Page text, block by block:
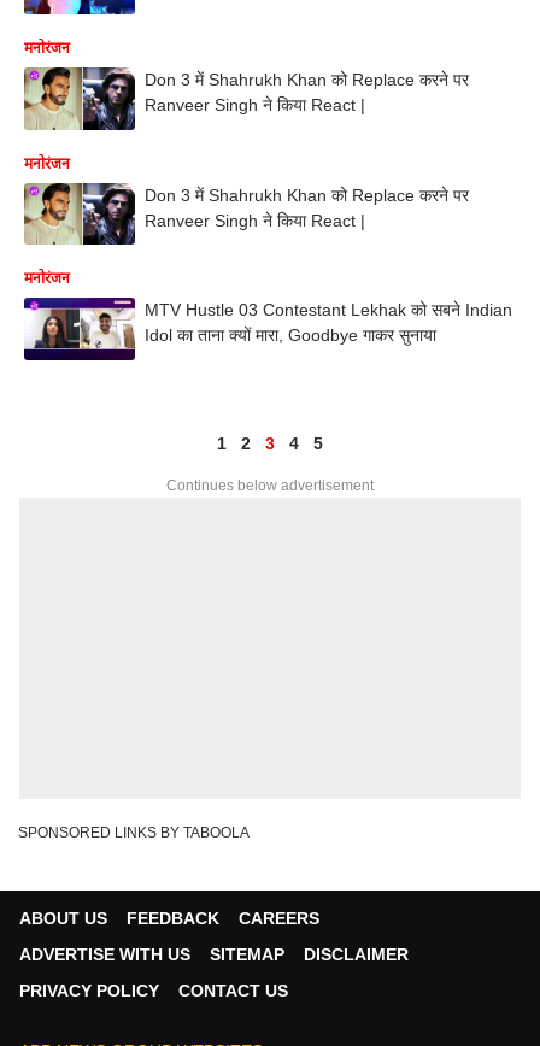
मनोरंजन
Don 3 में Shahrukh Khan को Replace करने पर
Ranveer Singh ने किया React |
मनोरंजन
Don 3 में Shahrukh Khan को Replace करने पर
Ranveer Singh ने किया React |
मनोरंजन
MTV Hustle 03 Contestant Lekhak को सबने Indian
Idol का ताना क्यों मारा, Goodbye गाकर सुनाया
1 2 3 4 5
Continues below advertisement
SPONSORED LINKS BY TABOOLA
ABOUT US FEEDBACK
CAREERS
ADVERTISE WITH US
SITEMAP
DISCLAIMER
PRIVACY POLICY
CONTACT US